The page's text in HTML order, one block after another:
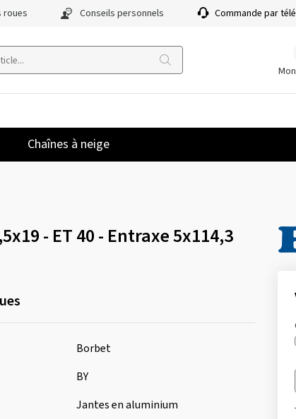
roues Conseils personnels Commande par
Chaînes à neige
- ET 40 - Entraxe 5x114,3
Borbet
BY
Jantes en aluminium